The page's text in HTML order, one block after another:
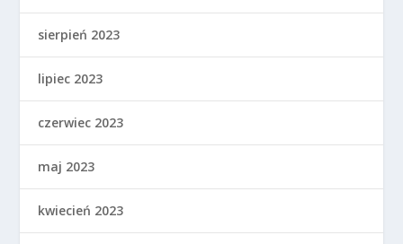
sierpień 2023
lipiec 2023
czerwiec 2023
maj 2023
kwiecień 2023